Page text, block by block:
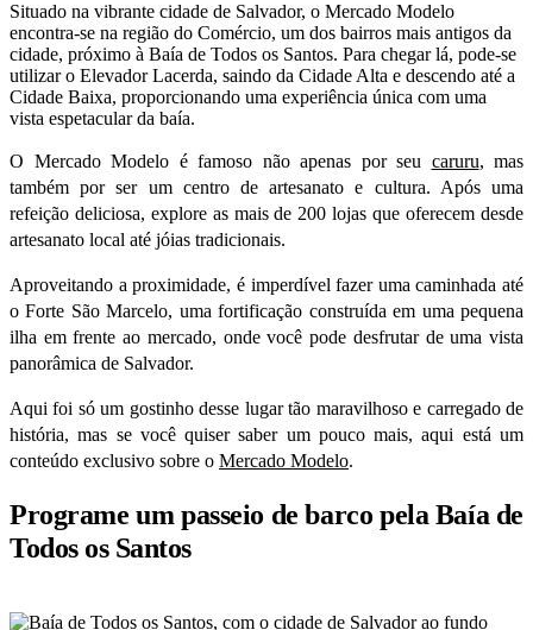
Situado na vibrante cidade de Salvador, o Mercado Modelo
encontra-se na região do Comércio, um dos bairros mais antigos da
cidade, próximo à Baía de Todos os Santos. Para chegar lá, pode-se
utilizar o Elevador Lacerda, saindo da Cidade Alta e descendo até a
Cidade Baixa, proporcionando uma experiência única com uma
vista espetacular da baía.
O Mercado Modelo é famoso não apenas por seu caruru, mas
também por ser um centro de artesanato e cultura. Após uma
refeição deliciosa, explore as mais de 200 lojas que oferecem desde
artesanato local até jóias tradicionais.
Aproveitando a proximidade, é imperdível fazer uma caminhada até
o Forte São Marcelo, uma fortificação construída em uma pequena
ilha em frente ao mercado, onde você pode desfrutar de uma vista
panorâmica de Salvador.
Aqui foi só um gostinho desse lugar tão maravilhoso e carregado de
história, mas se você quiser saber um pouco mais, aqui está um
conteúdo exclusivo sobre o Mercado Modelo.
Programe um passeio de barco pela Baía de
Todos os Santos